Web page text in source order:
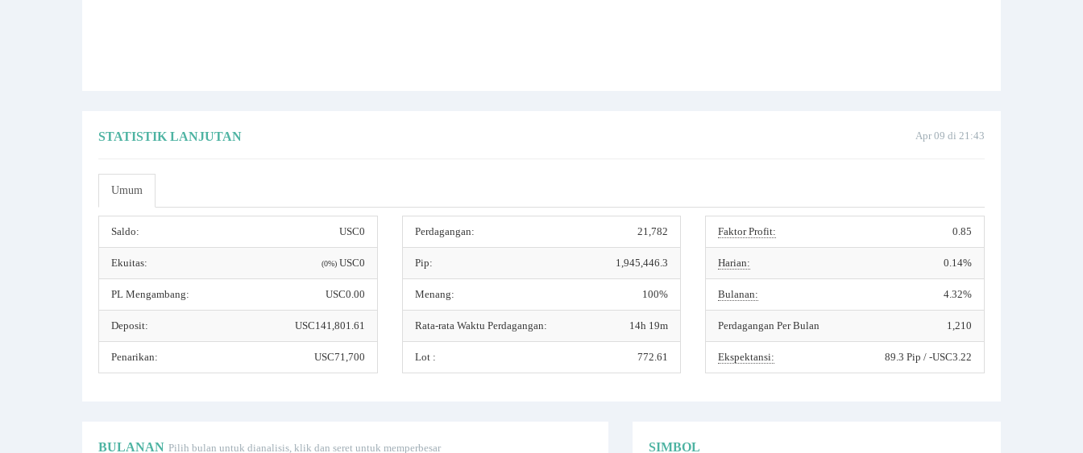
Apr 09 di 21:43
STATISTIK LANJUTAN
Umum
Saldo: USC0
Ekuitas: (0%)USC0
PL Mengambang: USC0.00
Deposit: USC141,801.61
Penarikan: USC71,700
Perdagangan: 21,782
Pip: 1,945,446.3
Menang: 100%
Rata-rata Waktu Perdagangan: 14h 19m
Lot : 772.61
Faktor Profit: 0.85
Harian: 0.14%
Bulanan: 4.32%
Perdagangan Per Bulan 1,210
Ekspektansi: 89.3 Pip / -USC3.22
BULANAN Pilih bulan untuk dianalisis, klik dan seret untuk memperbesar SIMBOL